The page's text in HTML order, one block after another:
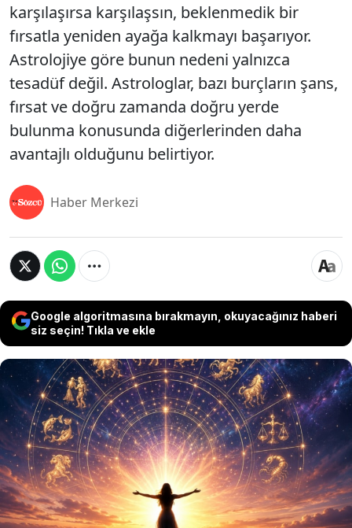
karşılaşırsa karşılaşsın, beklenmedik bir
fırsatla yeniden ayağa kalkmayı başarıyor.
Astrolojiye göre bunun nedeni yalnızca
tesadüf değil. Astrologlar, bazı burçların şans,
fırsat ve doğru zamanda doğru yerde
bulunma konusunda diğerlerinden daha
avantajlı olduğunu belirtiyor.
Haber Merkezi
Google algoritmasına bırakmayın, okuyacağınız haberi
siz seçin! Tıkla ve ekle
Bazı insanlar ne kadar zor durumlarla karşılaşırsa
karşılaşsın, beklenmedik bir fırsatla yeniden
ayağa kalkmayı başarıyor. Astrolojiye göre bunun
nedeni yalnızca tesadüf değil. Astrologlar, bazı
burçların şans, fırsat ve doğru zamanda doğru
yerde bulunma konusunda diğerlerinden daha
avantajlı olduğunu belirtiyor.